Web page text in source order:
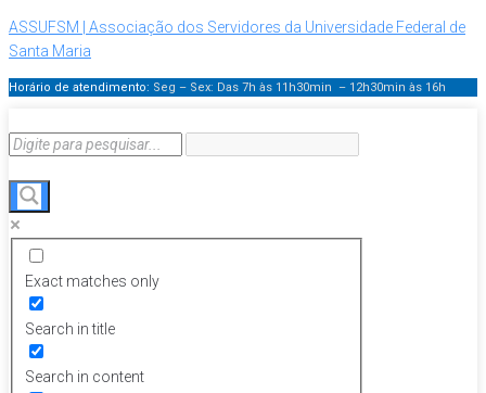
ASSUFSM | Associação dos Servidores da Universidade Federal de
Santa Maria
Horário de atendimento: Seg – Sex: Das 7h às 11h30min – 12h30min às 16h
Exact matches only
Search in title
Search in content